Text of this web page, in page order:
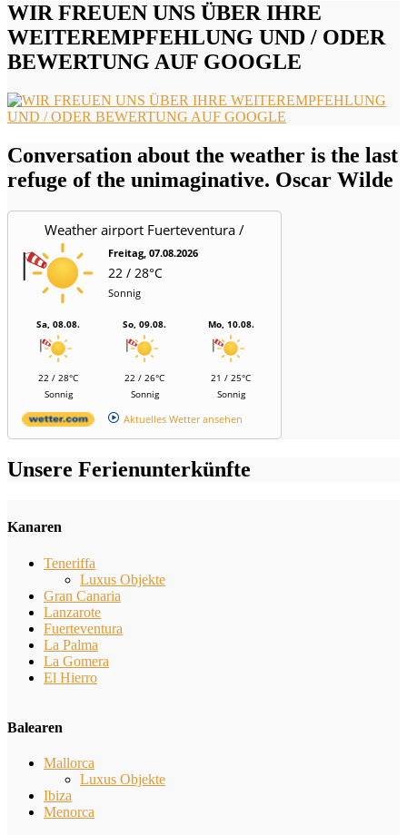
WIR FREUEN UNS ÜBER IHRE
WEITEREMPFEHLUNG UND / ODER
BEWERTUNG AUF GOOGLE
Conversation about the weather is the last
refuge of the unimaginative. Oscar Wilde
Weather airport Fuerteventura /
Aeropuerto
Freitag, 07.08.2026
22 / 28°C
Sonnig
Sa, 08.08.
22 / 28°C
Sonnig
So, 09.08.
22 / 26°C
Sonnig
Mo, 10.08.
21 / 25°C
Sonnig
Aktuelles Wetter ansehen
Unsere Ferienunterkünfte
Kanaren
Teneriffa
Luxus Objekte
Gran Canaria
Lanzarote
Fuerteventura
La Palma
La Gomera
El Hierro
Balearen
Mallorca
Luxus Objekte
Ibiza
Menorca